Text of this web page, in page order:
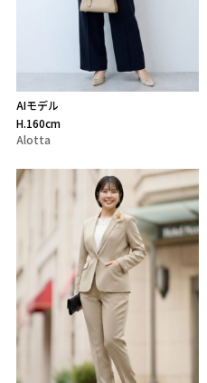
AIモデル
H.160cm
Alotta